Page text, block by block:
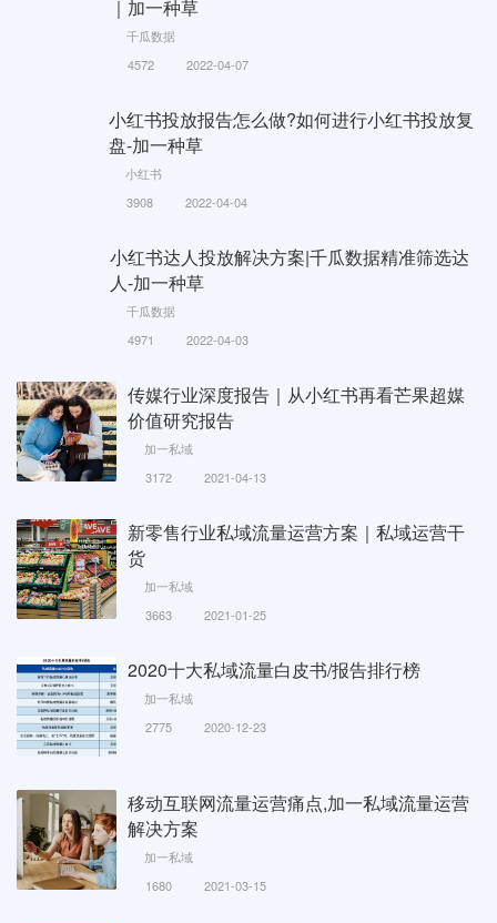
｜加一种草
千瓜数据
4572
2022-04-07
小红书投放报告怎么做?如何进行小红书投放复
盘-加一种草
小红书
3908
2022-04-04
小红书达人投放解决方案|千瓜数据精准筛选达
人-加一种草
千瓜数据
4971
2022-04-03
传媒行业深度报告｜从小红书再看芒果超媒
价值研究报告
加一私域
3172
2021-04-13
新零售行业私域流量运营方案｜私域运营干
货
加一私域
3663
2021-01-25
2020十大私域流量白皮书/报告排行榜
加一私域
2775
2020-12-23
移动互联网流量运营痛点,加一私域流量运营
解决方案
加一私域
1680
2021-03-15